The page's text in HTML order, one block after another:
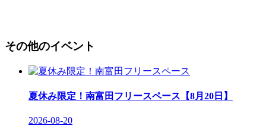
その他のイベント
夏休み限定！南富田フリースペース【8月20日】
2026-08-20